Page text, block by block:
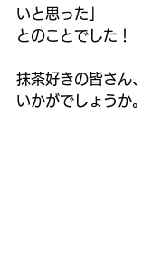
いと思った」
とのことでした！
抹茶好きの皆さん
いかがでしょうか。